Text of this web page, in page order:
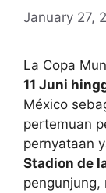
January 27,
La Copa
11 Juni
México
pertemuan
pernyataan
Stadion de
pengunjung,